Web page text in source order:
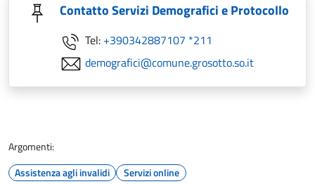
Contatto Servizi Demografici e Protocollo
Tel: +390342887107 *211
demografici@comune.grosotto.so.it
Argomenti:
Assistenza agli invalidi
Servizi online